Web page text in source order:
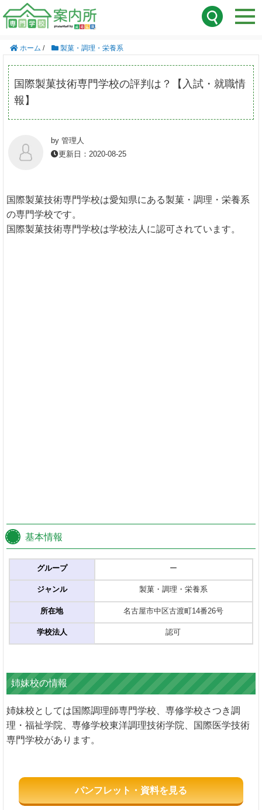
ホーム / 製菓・調理・栄養系
国際製菓技術専門学校の評判は？【入試・就職情
報】
by 管理人
更新日：2020-08-25
国際製菓技術専門学校は愛知県にある製菓・調理・栄養系
の専門学校です。
国際製菓技術専門学校は学校法人に認可されています。
基本情報
グループ
ジャンル
所在地
学校法人
ー
製菓・調理・栄養系
名古屋市中区古渡町14番26号
認可
姉妹校の情報
姉妹校としては国際調理師専門学校、専修学校さつき調
理・福祉学院、専修学校東洋調理技術学院、国際医学技術
専門学校があります。
パンフレット・資料を見る